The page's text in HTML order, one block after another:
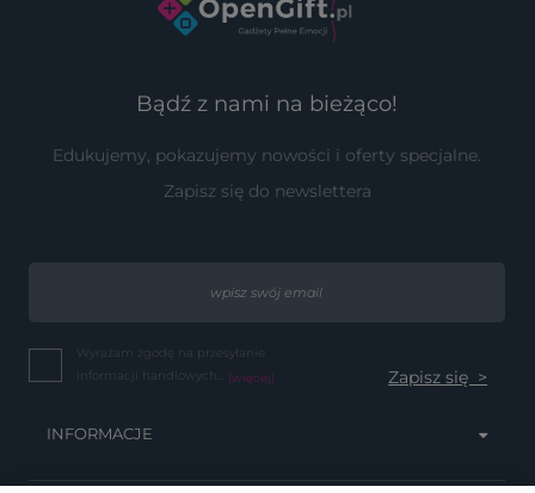
Bądź z nami na bieżąco!
Edukujemy, pokazujemy nowości i oferty specjalne.
Zapisz się do newslettera
Wyrażam zgodę na przesyłanie
informacji handlowych... (więcej)
INFORMACJE